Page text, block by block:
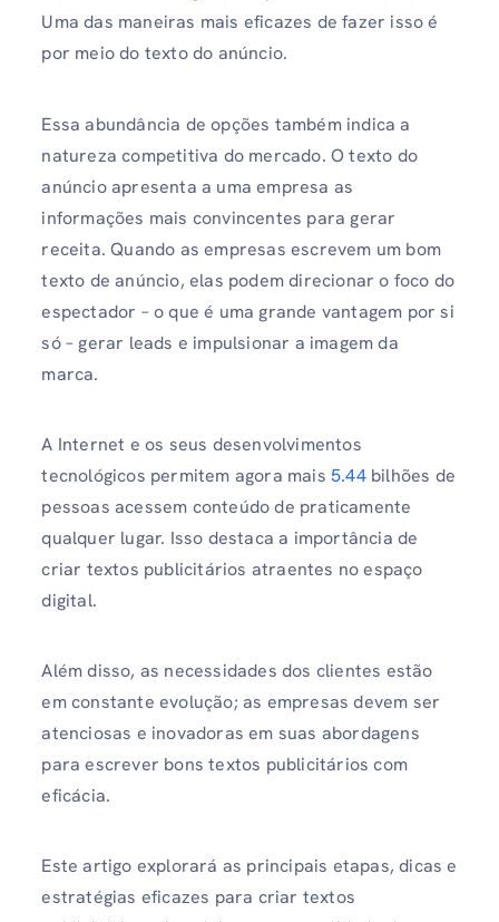
Uma das maneiras mais eficazes de fazer isso é
por meio do texto do anúncio.
Essa abundância de opções também indica a
natureza competitiva do mercado. O texto do
anúncio apresenta a uma empresa as
informações mais convincentes para gerar
receita. Quando as empresas escrevem um bom
texto de anúncio, elas podem direcionar o foco do
espectador – o que é uma grande vantagem por si
só – gerar leads e impulsionar a imagem da
marca.
A Internet e os seus desenvolvimentos
tecnológicos permitem agora mais 5.44bilhões de
pessoas acessem conteúdo de praticamente
qualquer lugar. Isso destaca a importância de
criar textos publicitários atraentes no espaço
digital.
Além disso, as necessidades dos clientes estão
em constante evolução; as empresas devem ser
atenciosas e inovadoras em suas abordagens
para escrever bons textos publicitários com
eficácia.
Este artigo explorará as principais etapas, dicas e
estratégias eficazes para criar textos